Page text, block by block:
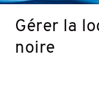
Gérer la
noire